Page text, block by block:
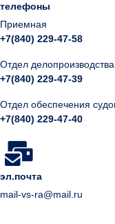
телефоны
Приемная
+7(840) 229-47-58
Отдел делопроизводства
+7(840) 229-47-39
Отдел обеспечения
+7(840) 229-47-40
эл.почта
mail-vs-ra@mail.ru